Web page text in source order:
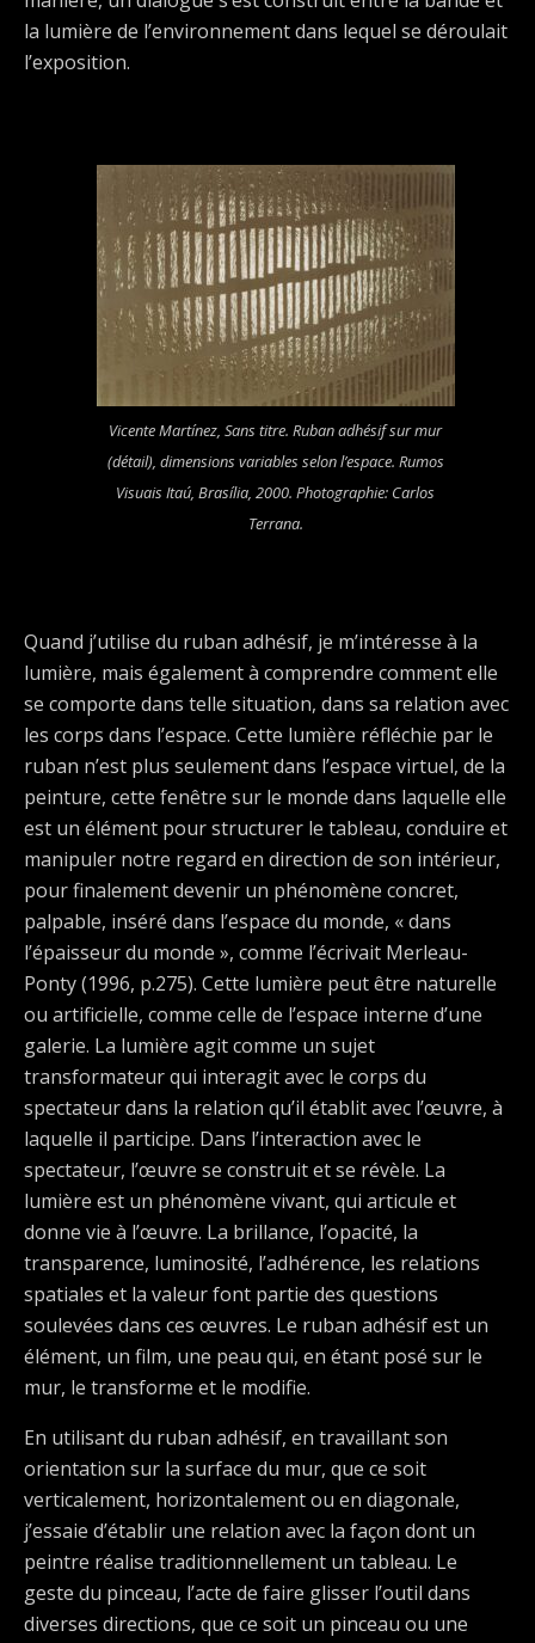
la lumière de l’environnement dans lequel se déroulait
l’exposition.
Vicente Martínez, Sans titre. Ruban adhésif sur mur
(détail), dimensions variables selon l’espace. Rumos
Visuais Itaú, Brasília, 2000. Photographie: Carlos
Terrana.
Quand j’utilise du ruban adhésif, je m’intéresse à la
lumière, mais également à comprendre comment elle
se comporte dans telle situation, dans sa relation avec
les corps dans l’espace. Cette lumière réfléchie par le
ruban n’est plus seulement dans l’espace virtuel, de la
peinture, cette fenêtre sur le monde dans laquelle elle
est un élément pour structurer le tableau, conduire et
manipuler notre regard en direction de son intérieur,
pour finalement devenir un phénomène concret,
palpable, inséré dans l’espace du monde, « dans
l’épaisseur du monde », comme l’écrivait Merleau-
Ponty (1996, p.275). Cette lumière peut être naturelle
ou artificielle, comme celle de l’espace interne d’une
galerie. La lumière agit comme un sujet
transformateur qui interagit avec le corps du
spectateur dans la relation qu’il établit avec l’œuvre, à
laquelle il participe. Dans l’interaction avec le
spectateur, l’œuvre se construit et se révèle. La
lumière est un phénomène vivant, qui articule et
donne vie à l’œuvre. La brillance, l’opacité, la
transparence, luminosité, l’adhérence, les relations
spatiales et la valeur font partie des questions
soulevées dans ces œuvres. Le ruban adhésif est un
élément, un film, une peau qui, en étant posé sur le
mur, le transforme et le modifie.
En utilisant du ruban adhésif, en travaillant son
orientation sur la surface du mur, que ce soit
verticalement, horizontalement ou en diagonale,
j’essaie d’établir une relation avec la façon dont un
peintre réalise traditionnellement un tableau. Le
geste du pinceau, l’acte de faire glisser l’outil dans
diverses directions, que ce soit un pinceau ou une